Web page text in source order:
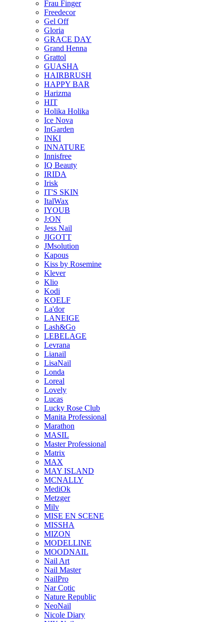
Frau Finger
Freedecor
Gel Off
Gloria
GRACE DAY
Grand Henna
Grattol
GUASHA
HAIRBRUSH
HAPPY BAR
Harizma
HIT
Holika Holika
Ice Nova
InGarden
INKI
INNATURE
Innisfree
IQ Beauty
IRIDA
Irisk
IT'S SKIN
ItalWax
IYOUB
J:ON
Jess Nail
JIGOTT
JMsolution
Kapous
Kiss by Rosemine
Klever
Klio
Kodi
KOELF
La'dor
LANEIGE
Lash&Go
LEBELAGE
Levrana
Lianail
LisaNail
Londa
Loreal
Lovely
Lucas
Lucky Rose Club
Manita Professional
Marathon
MASIL
Master Professional
Matrix
MAX
MAY ISLAND
MCNALLY
MediOk
Metzger
Milv
MISE EN SCENE
MISSHA
MIZON
MODELLINE
MOODNAIL
Nail Art
Nail Master
NailPro
Nar Cotic
Nature Republic
NeoNail
Nicole Diary